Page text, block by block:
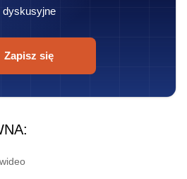
dyskusyjne
Zapisz się